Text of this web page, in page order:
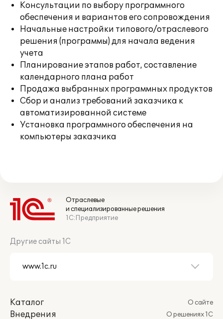
Консультации по выбору программного
обеспечения и вариантов его сопровождения
Начальные настройки типового/отраслевого
решения (программы) для начала ведения
учета
Планирование этапов работ, составление
календарного плана работ
Продажа выбранных программных продуктов
Сбор и анализ требований заказчика к
автоматизированной системе
Установка программного обеспечения на
компьютеры заказчика
Отраслевые
и специализированные решения
1С:Предприятие
Другие сайты 1С
Каталог
Внедрения
О сайте
О решениях 1С